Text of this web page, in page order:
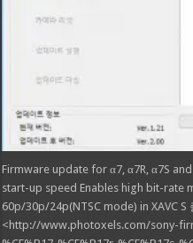
Firmware update for α7, α7R, α7S
start-up speed Enables high bit-rate
60p/30p/24p(NTSC mode) in XAVC S
<http://www.photoxels.com/sony-